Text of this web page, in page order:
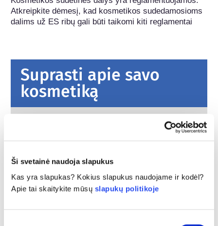
Ši svetainė naudoja slapukus
Kas yra slapukas? Kokius slapukus naudojame ir kodėl?
Apie tai skaitykite mūsų slapukų politikoje
Atkreipkite dėmesį, kad kosmetikos sudedamosioms
dalims už ES ribų gali būti taikomi kiti reglamentai
Suprasti apie savo
kosmetiką
Kaip Europoje užtikrinama kosmetikos
Griežtais įstatymais užtikrinama, kad Europos
higienos produktai būtų saugūs žmonėms
naudoti. Įmonės, nacionalinės ir Europos
reguliavimo institucijos dalijasi atsakomybe už
plačiau
Ką turėčiau žinoti apie endokrininę